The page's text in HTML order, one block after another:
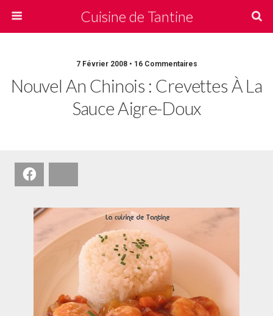
Cuisine de Tantine
7 Février 2008 • 16 Commentaires
Nouvel An Chinois : Crevettes À La
Sauce Aigre-Doux